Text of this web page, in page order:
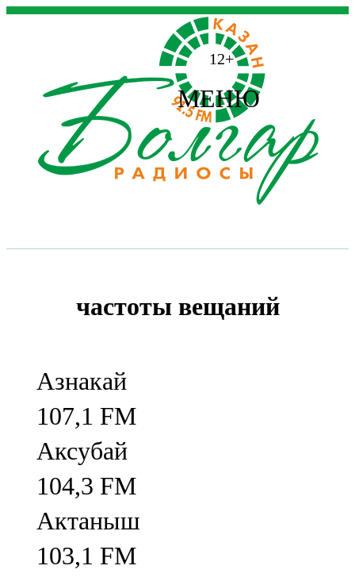
12+
МЕНЮ
частоты вещаний
Азнакай
107,1 FM
Аксубай
104,3 FM
Актаныш
103,1 FM